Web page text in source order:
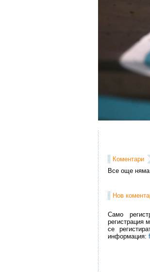
Коментари
Все още няма
Нов
Само
регистрация
се
информация: